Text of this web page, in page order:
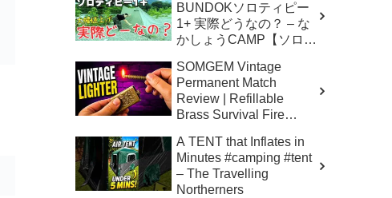
BUNDOKソロティピー
1+ 実際どうなの？ – な
かしょうCAMP【ソロキ
ン】
SOMGEM Vintage
Permanent Match
Review | Refillable
Brass Survival Fire
Honest Reviews
A TENT that Inflates in
Minutes #camping #tent
– The Travelling
Northerners